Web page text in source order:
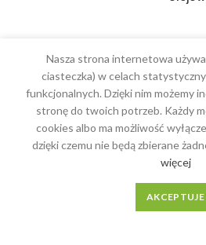
MENU
Meble na wymiar
Nasza strona internetowa
ciasteczka) w celach
funkcjonalnych. Dzięki nim możemy
stronę do twoich potrzeb. Każdy
cookies albo ma możliwość
dzięki czemu nie będą zbierane
więcej
AKCEPTUJE